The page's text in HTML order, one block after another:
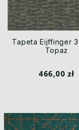
Tapeta Eijffinger
Topaz
466,00 zł